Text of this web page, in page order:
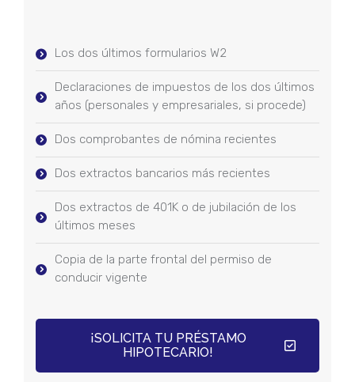
Los dos últimos formularios W2
Declaraciones de impuestos de los dos últimos
años (personales y empresariales, si procede)
Dos comprobantes de nómina recientes
Dos extractos bancarios más recientes
Dos extractos de 401K o de jubilación de los
últimos meses
Copia de la parte frontal del permiso de
conducir vigente
¡SOLICITA TU PRÉSTAMO
HIPOTECARIO!